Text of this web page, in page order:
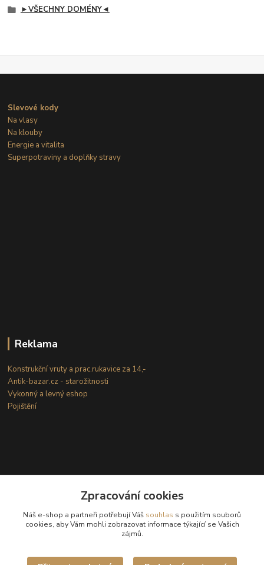
►VŠECHNY DOMÉNY◄
Slevové kody
Na vlasy
Na klouby
Energie a vitalita
Superpotraviny a doplňky stravy
Reklama
Konstrukční vruty a prac.rukavice za 14,-
Antik-bazar.cz - starožitnosti
Vykonný a levný eshop
Pojištění
Kontakty
info@internetove-domeny.cz
Zpracování cookies
Náš e-shop a partneři potřebují Váš souhlas s použitím souborů
cookies, aby Vám mohli zobrazovat informace týkající se Vašich
zájmů.